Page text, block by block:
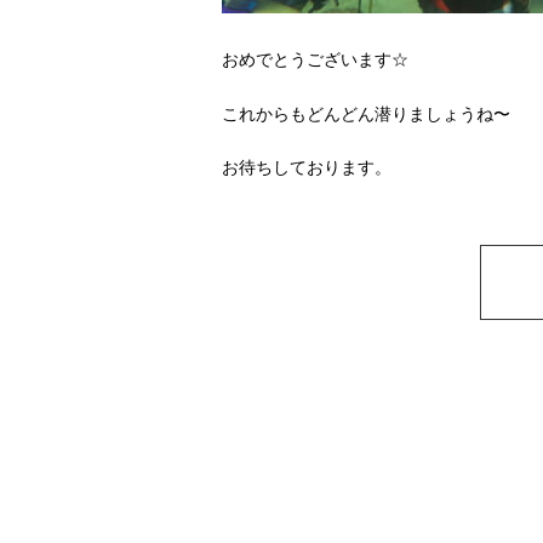
おめでとうございます☆
これからもどんどん潜りましょうね〜
お待ちしております。